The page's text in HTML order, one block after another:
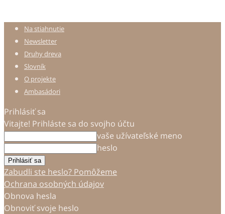
Na stiahnutie
Newsletter
Druhy dreva
Slovník
O projekte
Ambasádori
Prihlásiť sa
Vitajte! Prihláste sa do svojho účtu
vaše užívateľské meno
heslo
Zabudli ste heslo? Pomôžeme
Ochrana osobných údajov
Obnova hesla
Obnoviť svoje heslo